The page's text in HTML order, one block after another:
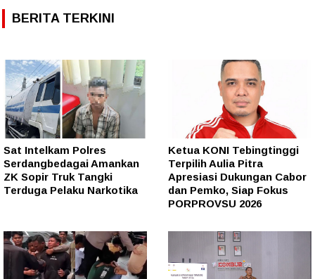
BERITA TERKINI
Sat Intelkam Polres
Serdangbedagai Amankan
ZK Sopir Truk Tangki
Terduga Pelaku Narkotika
Ketua KONI Tebingtinggi
Terpilih Aulia Pitra
Apresiasi Dukungan Cabor
dan Pemko, Siap Fokus
PORPROVSU 2026